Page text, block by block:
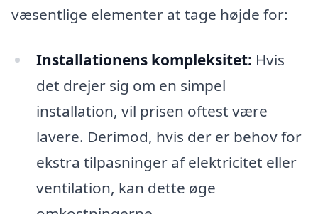
væsentlige elementer at tage højde for:
Installationens kompleksitet: Hvis
det drejer sig om en simpel
installation, vil prisen oftest være
lavere. Derimod, hvis der er behov for
ekstra tilpasninger af elektricitet eller
ventilation, kan dette øge